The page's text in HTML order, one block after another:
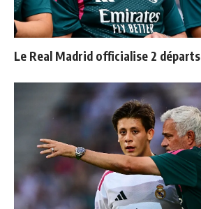
Le Real Madrid officialise 2 départs